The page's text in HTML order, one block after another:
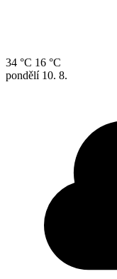
34 °C 16 °C
pondělí 10. 8.